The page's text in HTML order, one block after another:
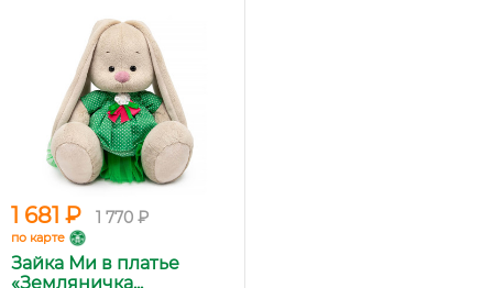
1 681 ₽ 1 770 ₽
по карте
Зайка Ми в платье
«Земляничка...